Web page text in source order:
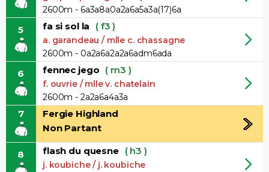
2600m - 6a3a8a0a2a6a5a3a(17)6a
5 fa si sol la ( f3 )
a. garandeau / mlle c. chassagne
2600m - 0a2a6a2a2a6adm6ada
6 fennec jego ( m3 )
f. ouvrie / mlle v. chatelain
2600m - 2a2a6a4a3a
7
Fergie Highland
Non Partant
8 flash du quesne ( h3 )
j. koubiche / j. koubiche